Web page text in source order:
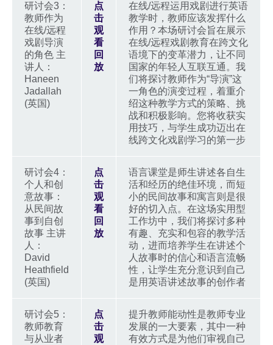
研讨会3：
教师作为
在线/远程
戏剧导演
的角色 主
讲人：
Haneen
Jadallah
(英国)
点
击
观
看
回
放
在线/远程运用戏剧进行英语
教学时，教师应该发挥什么
作用？本场研讨会旨在展示
在线/远程戏剧教育在跨文化
语境下的变革潜力，让不同
国家的年轻人互联互通。我
们将探讨教师作为“导演”这
一角色的演变过程，着重介
绍这种教学方式的策略、挑
战和积极影响。您将收获实
用技巧，与学生成功迈出在
线跨文化戏剧学习的第一步
研讨会4：
个人和创
意故事：
从民间故
事到自创
故事 主讲
人：
David
Heathfield
(英国)
点
击
观
看
回
放
语言课堂是师生讲述各自生
活和经历的绝佳环境，而短
小的民间故事和寓言则是很
好的切入点。在这场实用型
工作坊中，我们将探讨多种
有趣、充实和包容的教学活
动，进而培养学生在讲述个
人故事时的信心和语言流畅
性，让学生充分意识到自己
是用英语讲述故事的创作者
研讨会5：
教师教育
与从业者
点
击
观
提升教师能动性是教师专业
发展的一大要素，其中一种
有效方式是为他们审视自己